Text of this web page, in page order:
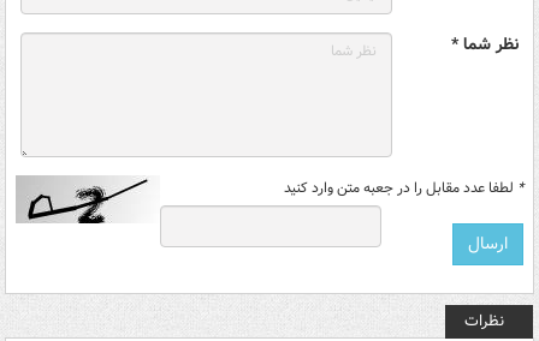
نظر شما *
* لطفا عدد مقابل را در جعبه متن وارد کنید
نظرات